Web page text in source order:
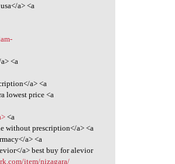
a> <a
<a
a> <a
lowest price <a
<a
without prescription</a> <a
a> <a
a> best buy for alevior
item/nizagara/